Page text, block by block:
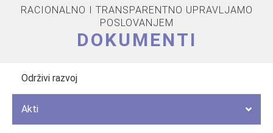
RACIONALNO I TRANSPARENTNO UPRAVLJAMO
POSLOVANJEM
DOKUMENTI
Održivi razvoj
Akti